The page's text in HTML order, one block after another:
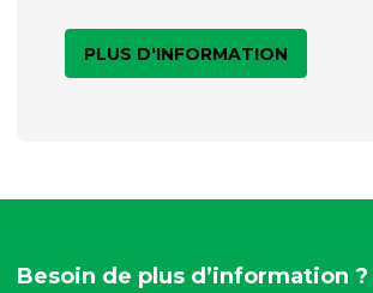
PLUS D'INFORMATION
Besoin de plus d’information